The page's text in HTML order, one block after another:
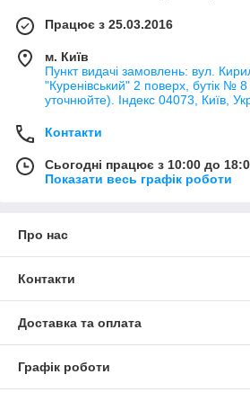
Працює з 25.03.2016
м. Київ
Пункт видачі замовлень: вул.
"Куренівський" 2 поверх, бутік №
уточнюйте). Індекс 04073, Київ,
Контакти
Сьогодні працює з 10:00 до
Показати весь графік роботи
Про нас
Контакти
Доставка та оплата
Графік роботи